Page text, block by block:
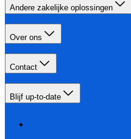
Andere zakelijke oplossingen
Over ons
Contact
Blijf up-to-date